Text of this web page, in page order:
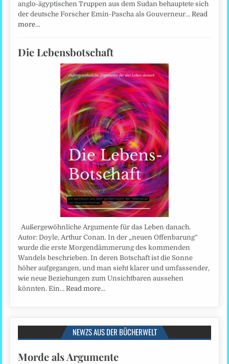
anglo-ägyptischen Truppen aus dem Sudan behauptete sich
der deutsche Forscher Emin-Pascha als Gouverneur…Read
more…
Die Lebensbotschaft
Außergewöhnliche Argumente für das Leben danach.
Autor: Doyle, Arthur Conan. In der „neuen Offenbarung“
wurde die erste Morgendämmerung des kommenden
Wandels beschrieben. In deren Botschaft ist die Sonne
höher aufgegangen, und man sieht klarer und umfassender,
wie neue Beziehungen zum Unsichtbaren aussehen
könnten. Ein…Read more…
NEWZS AUS DER BÜCHERWELT
Morde als Argumente